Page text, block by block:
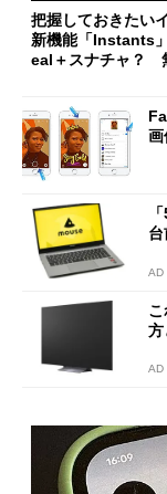
把握しておきたい
新機能「Instants
eal＋スナチャ？
画
AD
方
AD